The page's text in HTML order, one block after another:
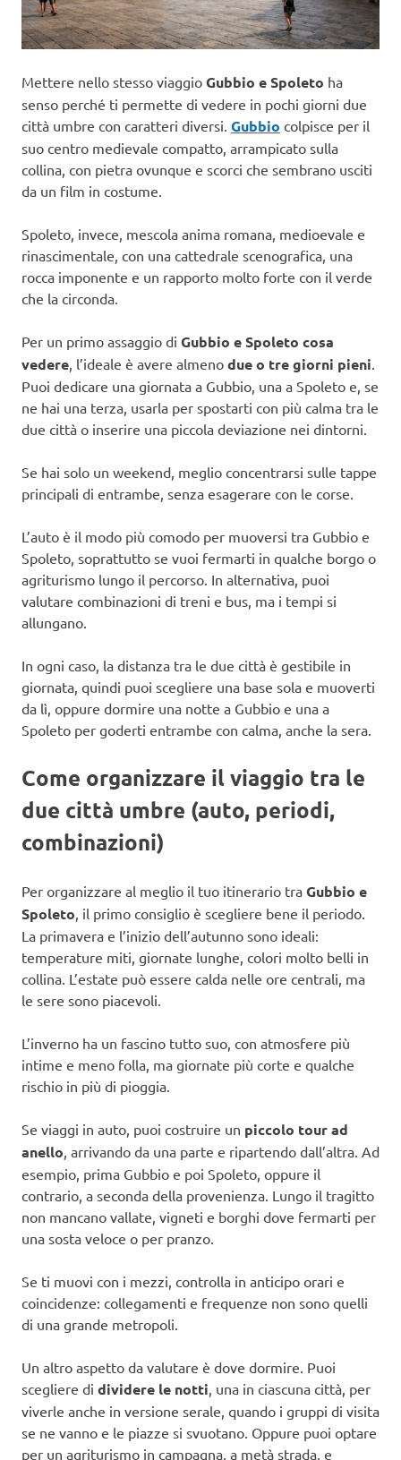
Mettere nello stesso viaggio Gubbio e Spoleto ha
senso perché ti permette di vedere in pochi giorni due
città umbre con caratteri diversi. Gubbio colpisce per il
suo centro medievale compatto, arrampicato sulla
collina, con pietra ovunque e scorci che sembrano usciti
da un film in costume.
Spoleto, invece, mescola anima romana, medioevale e
rinascimentale, con una cattedrale scenografica, una
rocca imponente e un rapporto molto forte con il verde
che la circonda.
Per un primo assaggio di Gubbio e Spoleto cosa
vedere, l’ideale è avere almeno due o tre giorni pieni.
Puoi dedicare una giornata a Gubbio, una a Spoleto e, se
ne hai una terza, usarla per spostarti con più calma tra le
due città o inserire una piccola deviazione nei dintorni.
Se hai solo un weekend, meglio concentrarsi sulle tappe
principali di entrambe, senza esagerare con le corse.
L’auto è il modo più comodo per muoversi tra Gubbio e
Spoleto, soprattutto se vuoi fermarti in qualche borgo o
agriturismo lungo il percorso. In alternativa, puoi
valutare combinazioni di treni e bus, ma i tempi si
allungano.
In ogni caso, la distanza tra le due città è gestibile in
giornata, quindi puoi scegliere una base sola e muoverti
da lì, oppure dormire una notte a Gubbio e una a
Spoleto per goderti entrambe con calma, anche la sera.
Come organizzare il viaggio tra le
due città umbre (auto, periodi,
combinazioni)
Per organizzare al meglio il tuo itinerario tra Gubbio e
Spoleto, il primo consiglio è scegliere bene il periodo.
La primavera e l’inizio dell’autunno sono ideali:
temperature miti, giornate lunghe, colori molto belli in
collina. L’estate può essere calda nelle ore centrali, ma
le sere sono piacevoli.
L’inverno ha un fascino tutto suo, con atmosfere più
intime e meno folla, ma giornate più corte e qualche
rischio in più di pioggia.
Se viaggi in auto, puoi costruire un piccolo tour ad
anello, arrivando da una parte e ripartendo dall’altra. Ad
esempio, prima Gubbio e poi Spoleto, oppure il
contrario, a seconda della provenienza. Lungo il tragitto
non mancano vallate, vigneti e borghi dove fermarti per
una sosta veloce o per pranzo.
Se ti muovi con i mezzi, controlla in anticipo orari e
coincidenze: collegamenti e frequenze non sono quelli
di una grande metropoli.
Un altro aspetto da valutare è dove dormire. Puoi
scegliere di dividere le notti, una in ciascuna città, per
viverle anche in versione serale, quando i gruppi di visita
se ne vanno e le piazze si svuotano. Oppure puoi optare
per un agriturismo in campagna, a metà strada, e